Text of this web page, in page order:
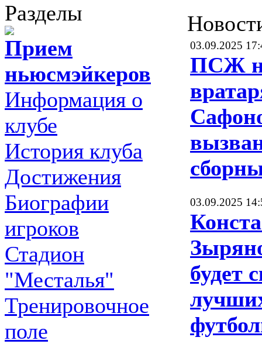
Разделы
Прием
ньюсмэйкеров
Информация о
клубе
История клуба
Достижения
Биографии
игроков
Стадион
"Месталья"
Тренировочное
поле
03.09.2025
ПСЖ
03.09.2025
будет